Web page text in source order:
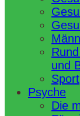
und
Sport
Psyche
Die